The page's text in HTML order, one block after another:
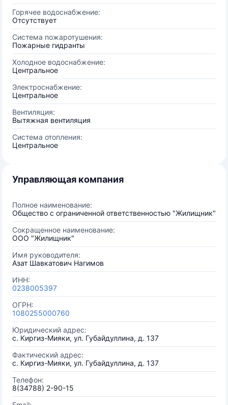
Горячее водоснабжение:
Отсутствует
Система пожаротушения:
Пожарные гидранты
Холодное водоснабжение:
Центральное
Электроснабжение:
Центральное
Вентиляция:
Вытяжная вентиляция
Система отопления:
Центральное
Управляющая компания
Полное наименование:
Общество с ограниченной ответственностью "Жилищник"
Сокращенное наименование:
ООО "Жилищник"
Имя руководителя:
Азат Шавкатович Нагимов
ИНН:
0238005397
ОГРН:
1080255000760
Юридический адрес:
с. Киргиз-Мияки, ул. Губайдуллина, д. 137
Фактический адрес:
с. Киргиз-Мияки, ул. Губайдуллина, д. 137
Телефон:
8(34788) 2-90-15